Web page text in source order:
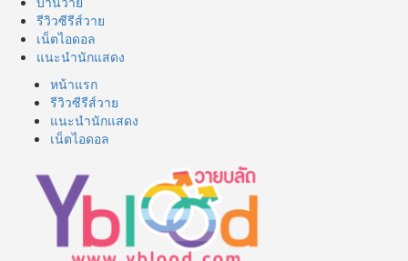
รีวิวซีรีส์วาย
เน็ตไอดอล
แนะนำนักแสดง
หน้าแรก
รีวิวซีรีส์วาย
แนะนำนักแสดง
เน็ตไอดอล